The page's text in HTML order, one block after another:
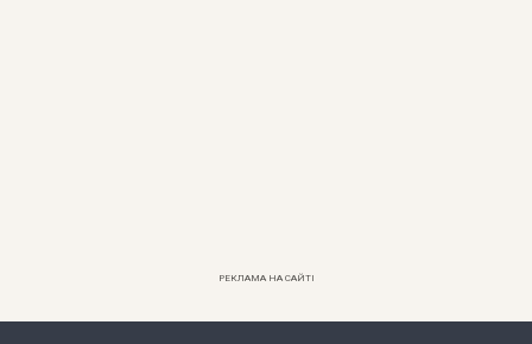
РЕКЛАМА НА САЙТІ